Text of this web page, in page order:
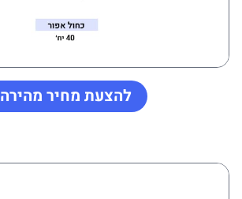
להצעת מחיר מהירה